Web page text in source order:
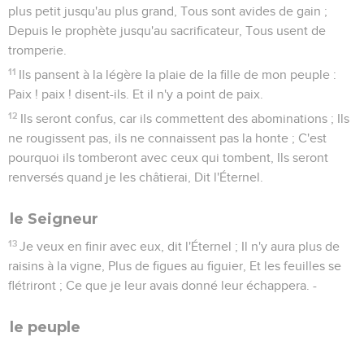
plus petit jusqu'au plus grand, Tous sont avides de gain ;
Depuis le prophète jusqu'au sacrificateur, Tous usent de
tromperie.
11 Ils pansent à la légère la plaie de la fille de mon peuple :
Paix ! paix ! disent-ils. Et il n'y a point de paix.
12 Ils seront confus, car ils commettent des abominations ; Ils
ne rougissent pas, ils ne connaissent pas la honte ; C'est
pourquoi ils tomberont avec ceux qui tombent, Ils seront
renversés quand je les châtierai, Dit l'Éternel.
le Seigneur
13 Je veux en finir avec eux, dit l'Éternel ; Il n'y aura plus de
raisins à la vigne, Plus de figues au figuier, Et les feuilles se
flétriront ; Ce que je leur avais donné leur échappera. -
le peuple